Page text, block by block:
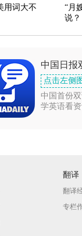
用词大不
“月
说？
中国日报
点击左侧
中国首份
学英语看
翻译
翻译
专栏